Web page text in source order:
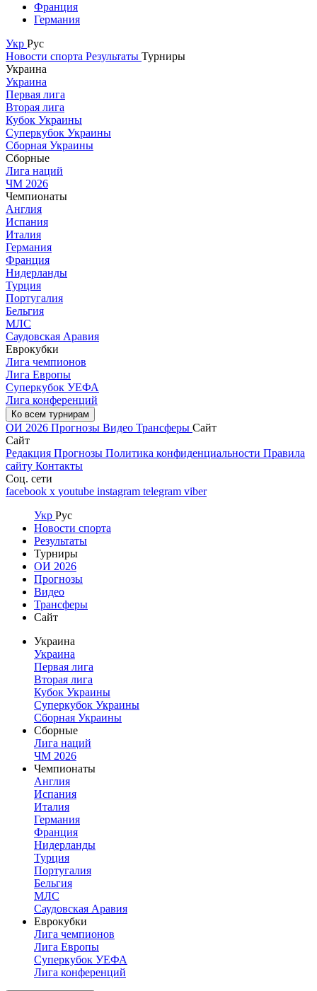
Франция
Германия
Укр Рус
Новости спорта Результаты Турниры
Украина
Украина
Первая лига
Вторая лига
Кубок Украины
Суперкубок Украины
Сборная Украины
Сборные
Лига наций
ЧМ 2026
Чемпионаты
Англия
Испания
Италия
Германия
Франция
Нидерланды
Турция
Португалия
Бельгия
МЛС
Саудовская Аравия
Еврокубки
Лига чемпионов
Лига Европы
Суперкубок УЕФА
Лига конференций
Ко всем турнирам
ОИ 2026 Прогнозы Видео Трансферы Сайт
Сайт
Редакция Прогнозы Политика конфиденциальности Правила
сайту Контакты
Соц. сети
facebook x youtube instagram telegram viber
Укр Рус
Новости спорта
Результаты
Турниры
ОИ 2026
Прогнозы
Видео
Трансферы
Сайт
Украина
Украина
Первая лига
Вторая лига
Кубок Украины
Суперкубок Украины
Сборная Украины
Сборные
Лига наций
ЧМ 2026
Чемпионаты
Англия
Испания
Италия
Германия
Франция
Нидерланды
Турция
Португалия
Бельгия
МЛС
Саудовская Аравия
Еврокубки
Лига чемпионов
Лига Европы
Суперкубок УЕФА
Лига конференций